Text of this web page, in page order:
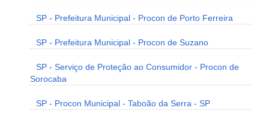
SP - Prefeitura Municipal - Procon de Porto Ferreira
SP - Prefeitura Municipal - Procon de Suzano
SP - Serviço de Proteção ao Consumidor - Procon de
Sorocaba
SP - Procon Municipal - Taboão da Serra - SP